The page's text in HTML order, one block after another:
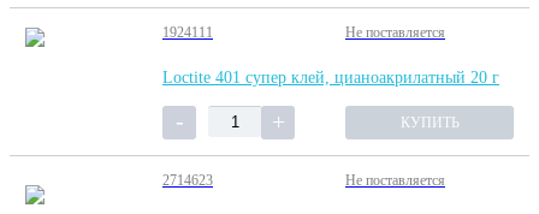
1924111 Не поставляется
Loctite 401 супер клей, цианоакрилатный 20 г
КУПИТЬ
2714623 Не поставляется